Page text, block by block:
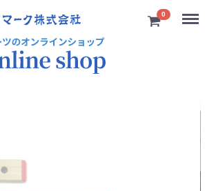
0 Menu